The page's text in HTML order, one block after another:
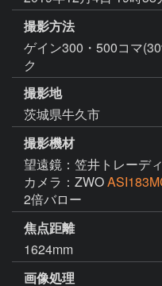
撮影方法
ゲイン300・500コマ
ク
撮影地
茨城県牛久市
撮影機材
望遠鏡：笠井トレーデ
カメラ：ZWO
2倍バロー
焦点距離
1624mm
画像処理